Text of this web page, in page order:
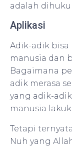
adalah
Aplikasi
Adik-adik bisa
manusia dan
Bagaimana
adik merasa
yang adik-
manusia
Tetapi
Nuh yang